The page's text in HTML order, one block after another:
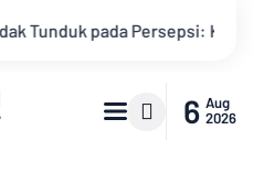
Kebenaran oleh Media dan
6 Aug
2026